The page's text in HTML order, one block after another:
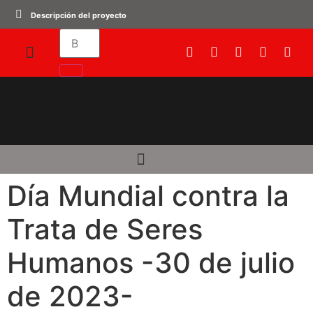
Descripción del proyecto
Día Mundial contra la
Trata de Seres
Humanos -30 de julio
de 2023-